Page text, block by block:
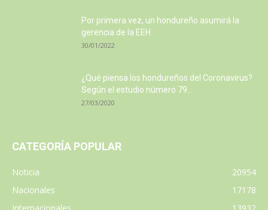
Por primera vez, un hondureño asumirá la
gerencia de la EEH
30/01/2022
¿Qué piensa los hondureños del Coronavirus?
Según el estudio número 79...
27/03/2020
CATEGORÍA POPULAR
Noticia
20954
Nacionales
17178